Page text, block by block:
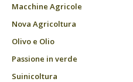
Macchine Agricole
Nova Agricoltura
Olivo e Olio
Passione in verde
Suinicoltura